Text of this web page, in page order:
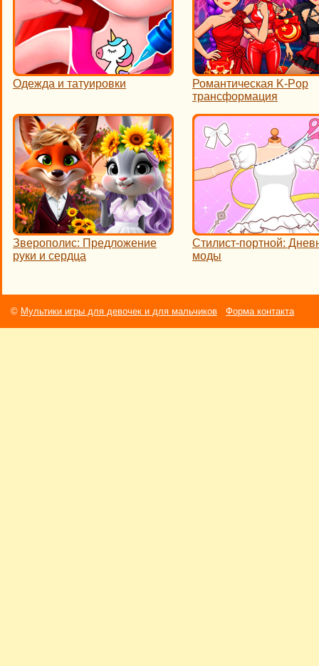
Одежда и татуировки
Романтическая K-Pop
трансформация
Зверополис: Предложение
руки и сердца
Стилист-портной:
моды
© Мультики игры для девочек и для мальчиков Форма контакта